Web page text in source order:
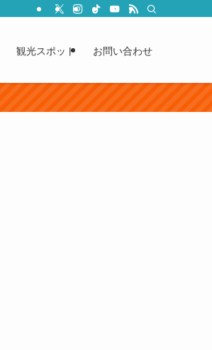
観光スポット お問い合わせ